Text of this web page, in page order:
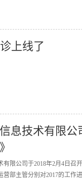
上线了
息技术有限公
有限公司于2018年2月4日召
营部主管分别对2017的工作